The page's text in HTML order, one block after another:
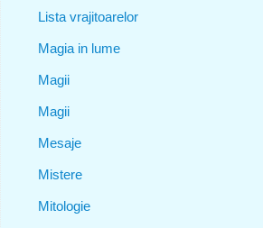
Lista vrajitoarelor
Magia in lume
Magii
Magii
Mesaje
Mistere
Mitologie